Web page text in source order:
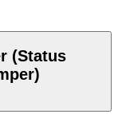
(Status